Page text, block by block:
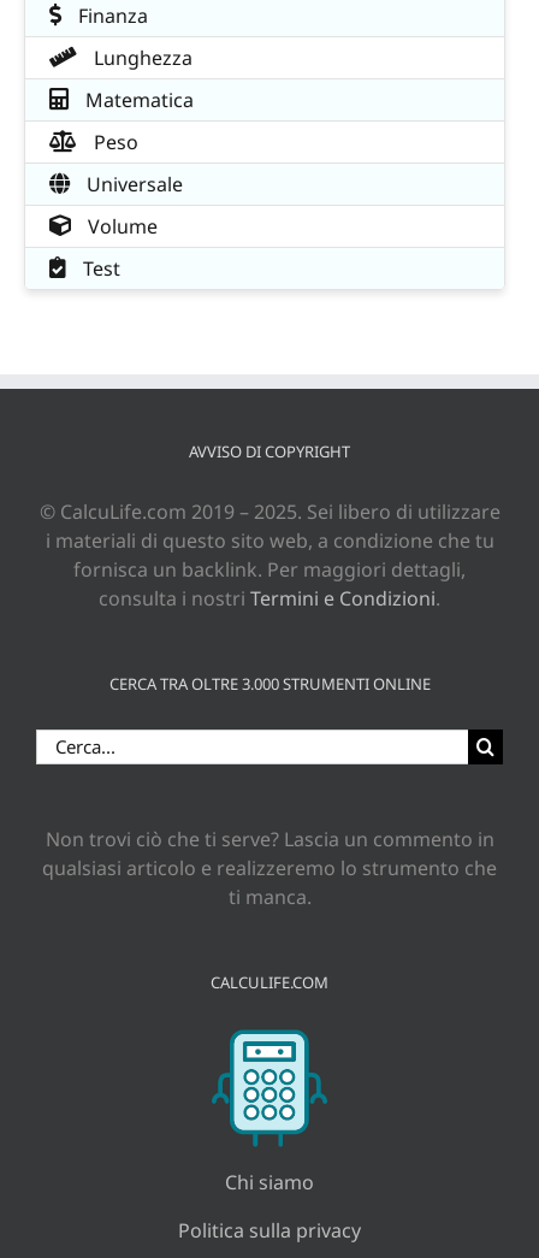
Finanza
Lunghezza
Matematica
Peso
Universale
Volume
Test
AVVISO DI COPYRIGHT
© CalcuLife.com 2019 – 2025. Sei libero di utilizzare
i materiali di questo sito web, a condizione che tu
fornisca un backlink. Per maggiori dettagli,
consulta i nostri Termini e Condizioni.
CERCA TRA OLTRE 3.000 STRUMENTI ONLINE
Cerca
per:
Non trovi ciò che ti serve? Lascia un commento in
qualsiasi articolo e realizzeremo lo strumento che
ti manca.
CALCULIFE.COM
Chi siamo
Politica sulla privacy